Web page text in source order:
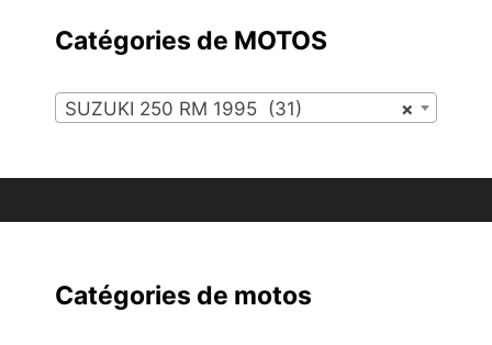
Catégories de MOTOS
×
SUZUKI 250 RM 1995 (31)
Catégories de motos